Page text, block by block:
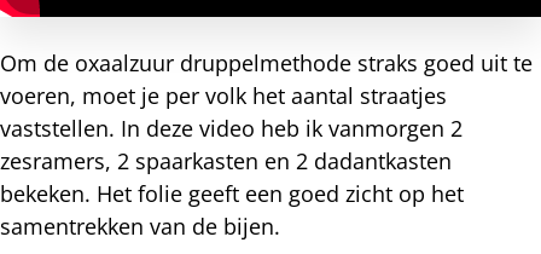
Om de oxaalzuur druppelmethode straks goed uit te
voeren, moet je per volk het aantal straatjes
vaststellen. In deze video heb ik vanmorgen 2
zesramers, 2 spaarkasten en 2 dadantkasten
bekeken. Het folie geeft een goed zicht op het
samentrekken van de bijen.